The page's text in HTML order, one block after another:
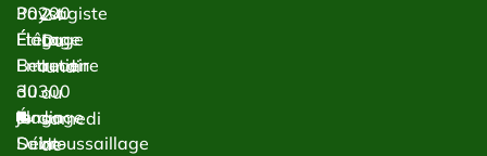
Paysagiste
Étêtage
Entretien
du
jardin
Débroussaillage
30200
Élagage
Beaucaire
30300
Élagage
Saint-
24
Du
lundi
au
samedi
de